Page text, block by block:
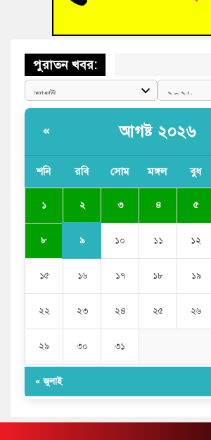
আলোচনা সভা ও পুরস্কার বিতরণ
পুরাতন খবর:
« আগষ্ট ২০২৬
শনি রবি সোম মঙ্গল বুধ
১ ২ ৩ ৪ ৫
৮ ৯ ১০ ১১ ১২
১৫ ১৬ ১৭ ১৮ ১৯
২২ ২৩ ২৪ ২৫ ২৬
২৯ ৩০ ৩১
« জুলাই